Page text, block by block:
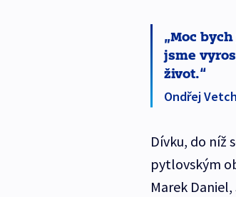
Moc
jsme
život.
Ondřej
Dívku, do níž
pytlovským
Marek